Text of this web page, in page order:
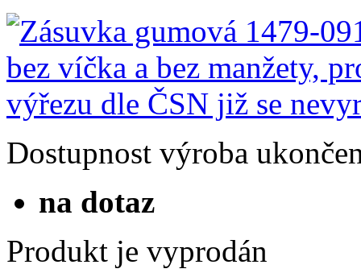
Dostupnost výroba
na dotaz
Produkt je vyprodán